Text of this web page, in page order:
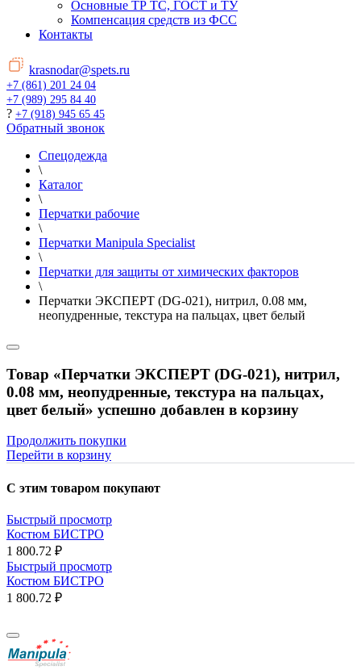
Основные ТР ТС, ГОСТ и ТУ
Компенсация средств из ФСС
Контакты
krasnodar@spets.ru
+7 (861) 201 24 04
+7 (989) 295 84 40
? +7 (918) 945 65 45
Обратный звонок
Спецодежда
\
Каталог
\
Перчатки рабочие
\
Перчатки Manipula Specialist
\
Перчатки для защиты от химических факторов
\
Перчатки ЭКСПЕРТ (DG-021), нитрил, 0.08 мм,
неопудренные, текстура на пальцах, цвет белый
Товар «Перчатки ЭКСПЕРТ (DG-021), нитрил,
0.08 мм, неопудренные, текстура на пальцах,
цвет белый» успешно добавлен в корзину
Продолжить покупки
Перейти в корзину
С этим товаром покупают
Быстрый просмотр
Костюм БИСТРО
1 800.72 ₽
Быстрый просмотр
Костюм БИСТРО
1 800.72 ₽